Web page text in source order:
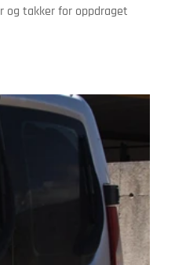
og takker for oppdraget